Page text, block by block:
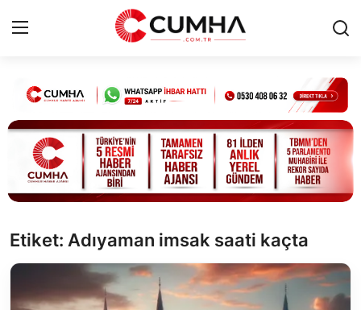
Kurumsal
Cumhurbaşkanlığı
Bakanlıklar
Siyasi Partiler
Yerel Yönetimler
Etiket: Adıyaman imsak saati kaçta